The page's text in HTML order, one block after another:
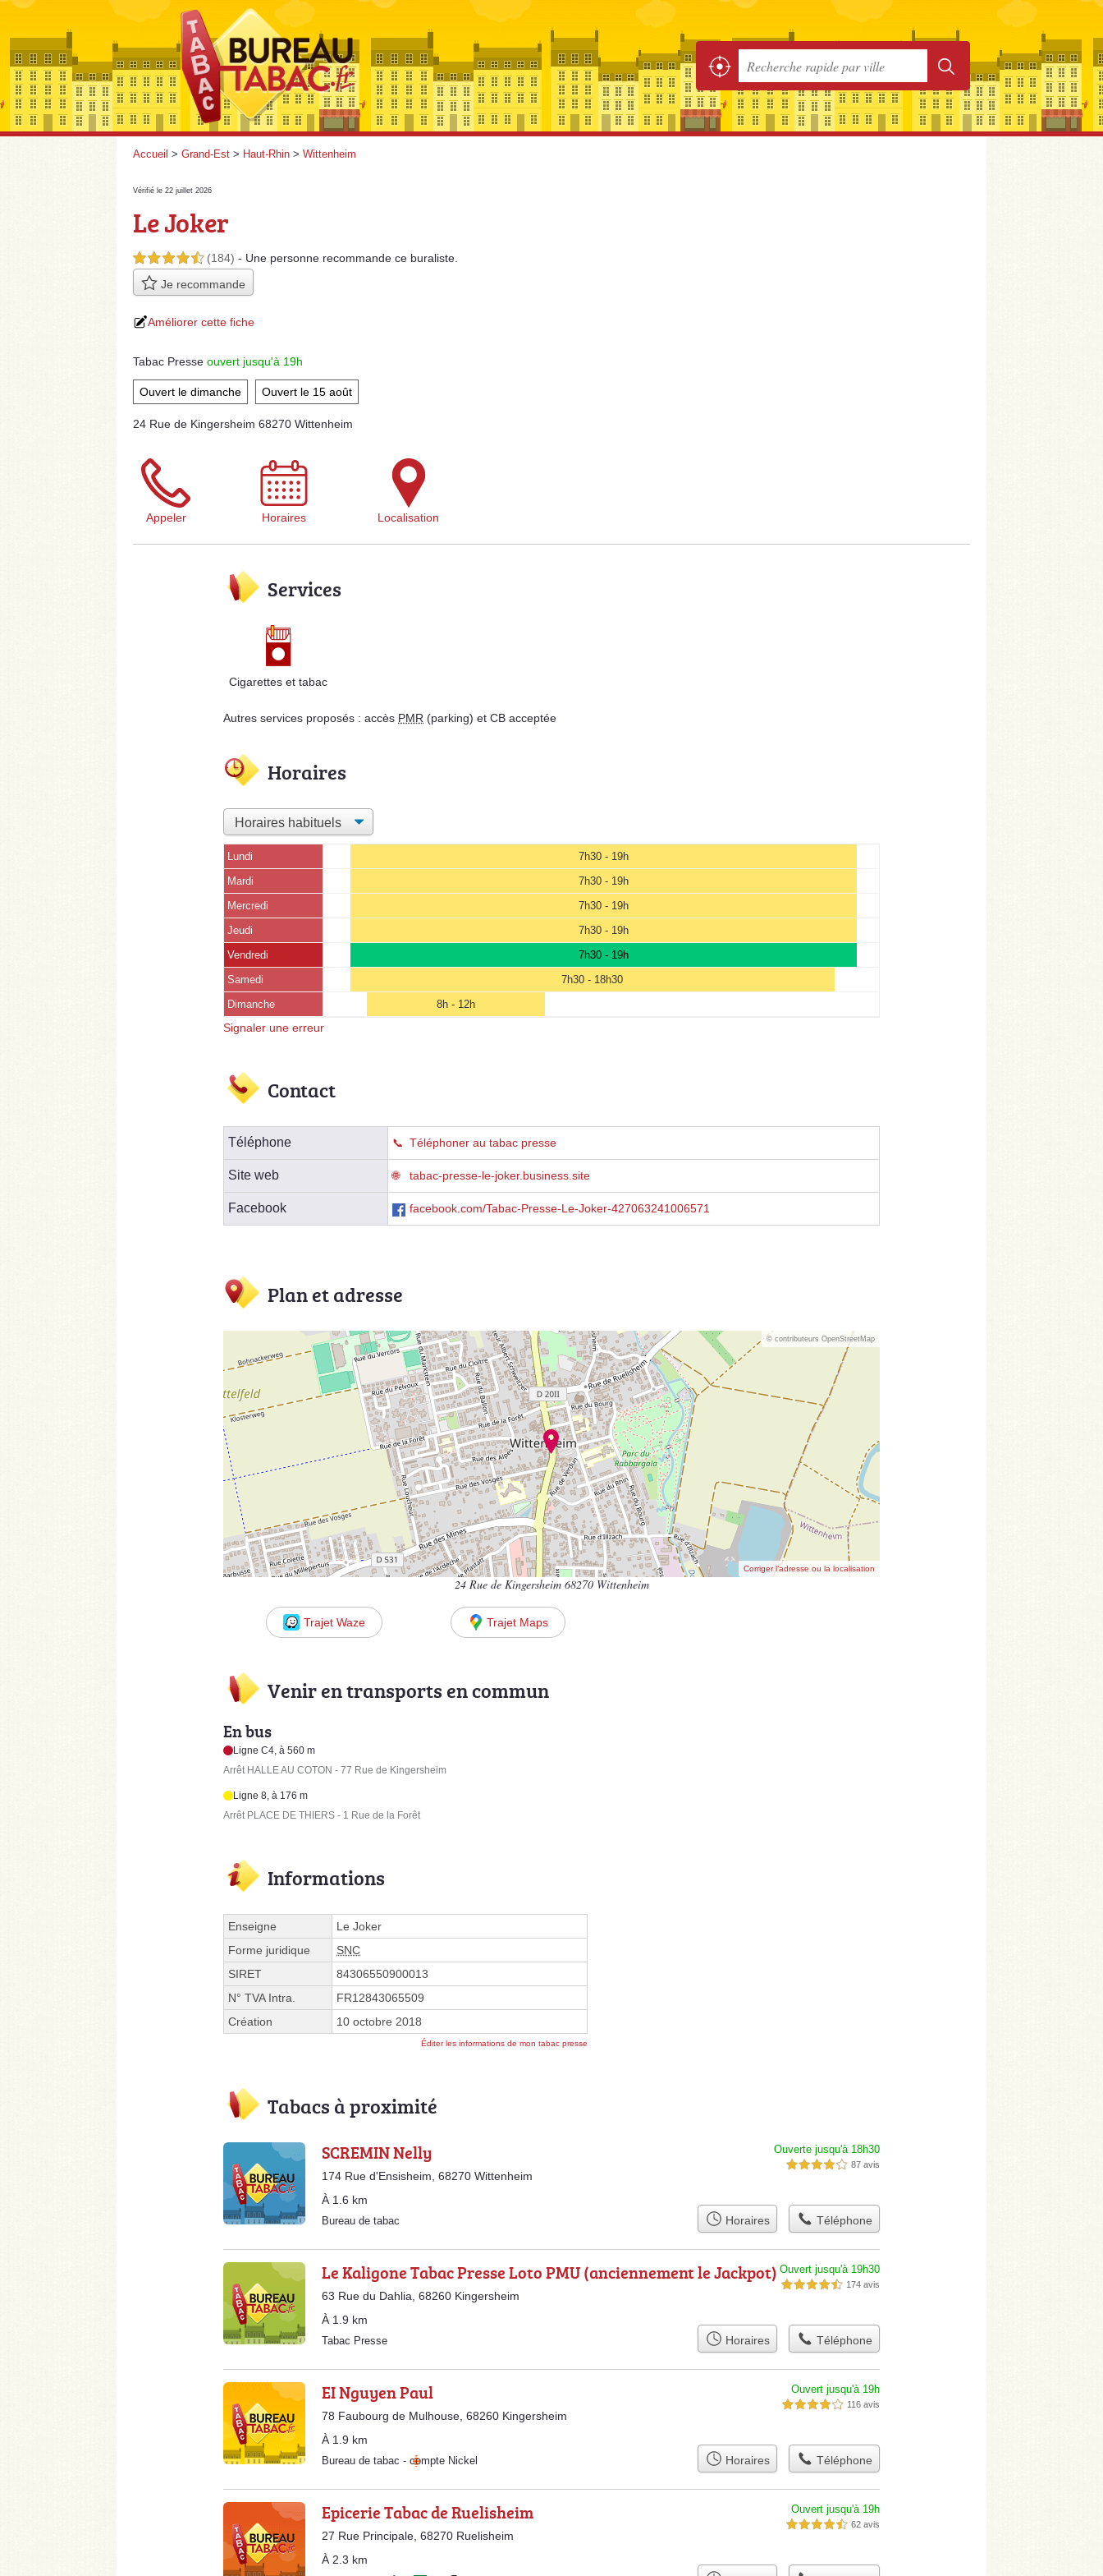
Accueil > Grand-Est > Haut-Rhin > Wittenheim
Vérifié le 22 juillet 2026
Le Joker
4,5 étoiles sur 5 (184) - Une personne recommande ce buraliste.
Je recommande
Améliorer cette fiche
Tabac Presse ouvert jusqu'à 19h
Ouvert le dimanche Ouvert le 15 août
24 Rue de Kingersheim 68270 Wittenheim
Appeler Horaires Localisation
Services
Cigarettes et tabac
Autres services proposés : accès PMR (parking) et CB acceptée
Horaires
Lundi 7h30 - 19h
Mardi 7h30 - 19h
Mercredi 7h30 - 19h
Jeudi 7h30 - 19h
Vendredi 7h30 - 19h
Samedi 7h30 - 18h30
Dimanche 8h - 12h
Signaler une erreur
Contact
Téléphone Téléphoner au tabac presse
Site web tabac-presse-le-joker.business.site
Facebook facebook.com/Tabac-Presse-Le-Joker-427063241006571
Plan et adresse
© contributeurs OpenStreetMap
Corriger l’adresse ou la localisation
24 Rue de Kingersheim 68270 Wittenheim
Trajet Waze Trajet Maps
Venir en transports en commun
En bus
Ligne C4, à 560 m
Arrêt HALLE AU COTON - 77 Rue de Kingersheim
Ligne 8, à 176 m
Arrêt PLACE DE THIERS - 1 Rue de la Forêt
Informations
Enseigne
Le Joker
Forme juridique
SNC
SIRET
84306550900013
N° TVA Intra.
FR12843065509
Création
10 octobre 2018
Éditer les informations de mon tabac presse
Tabacs à proximité
SCREMIN Nelly
174 Rue d'Ensisheim, 68270 Wittenheim
À 1.6 km
Ouverte jusqu'à 18h30
4,0 étoiles sur 5 87 avis
Bureau de tabac Horaires Téléphone
Le Kaligone Tabac Presse Loto PMU (anciennement le Jackpot)
63 Rue du Dahlia, 68260 Kingersheim
À 1.9 km
Ouvert jusqu'à 19h30
4,5 étoiles sur 5 174 avis
Tabac Presse Horaires Téléphone
EI Nguyen Paul
78 Faubourg de Mulhouse, 68260 Kingersheim
À 1.9 km
Ouvert jusqu'à 19h
4,0 étoiles sur 5 116 avis
Bureau de tabac - compte Nickel Horaires Téléphone
Epicerie Tabac de Ruelisheim
27 Rue Principale, 68270 Ruelisheim
À 2.3 km
Ouvert jusqu'à 19h
4,5 étoiles sur 5 62 avis